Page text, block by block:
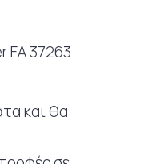
FA 37263
και θα